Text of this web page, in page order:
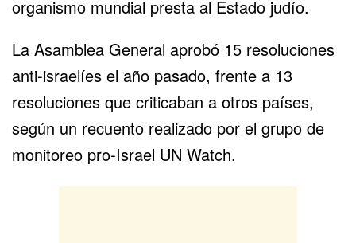
organismo mundial presta al Estado judío.
La Asamblea General aprobó 15 resoluciones
anti-israelíes el año pasado, frente a 13
resoluciones que criticaban a otros países,
según un recuento realizado por el grupo de
monitoreo pro-Israel UN Watch.